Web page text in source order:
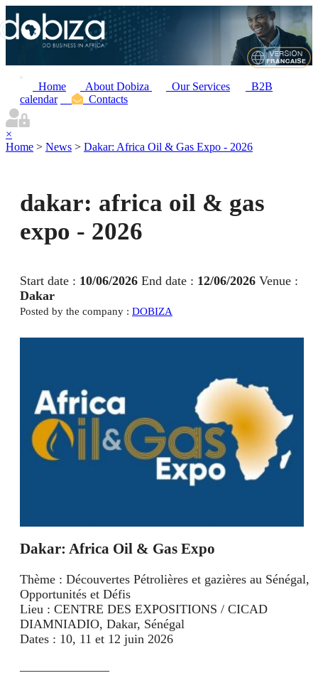
Home About Dobiza Our Services
B2B
calendar
Contacts
×
Home > News > Dakar: Africa Oil & Gas Expo - 2026
dakar: africa oil & gas
expo - 2026
Start date : 10/06/2026 End date : 12/06/2026 Venue :
Dakar
Posted by the company : DOBIZA
Dakar: Africa Oil & Gas Expo
Thème : Découvertes Pétrolières et gazières au Sénégal,
Opportunités et Défis
Lieu : CENTRE DES EXPOSITIONS / CICAD
DIAMNIADIO, Dakar, Sénégal
Dates : 10, 11 et 12 juin 2026